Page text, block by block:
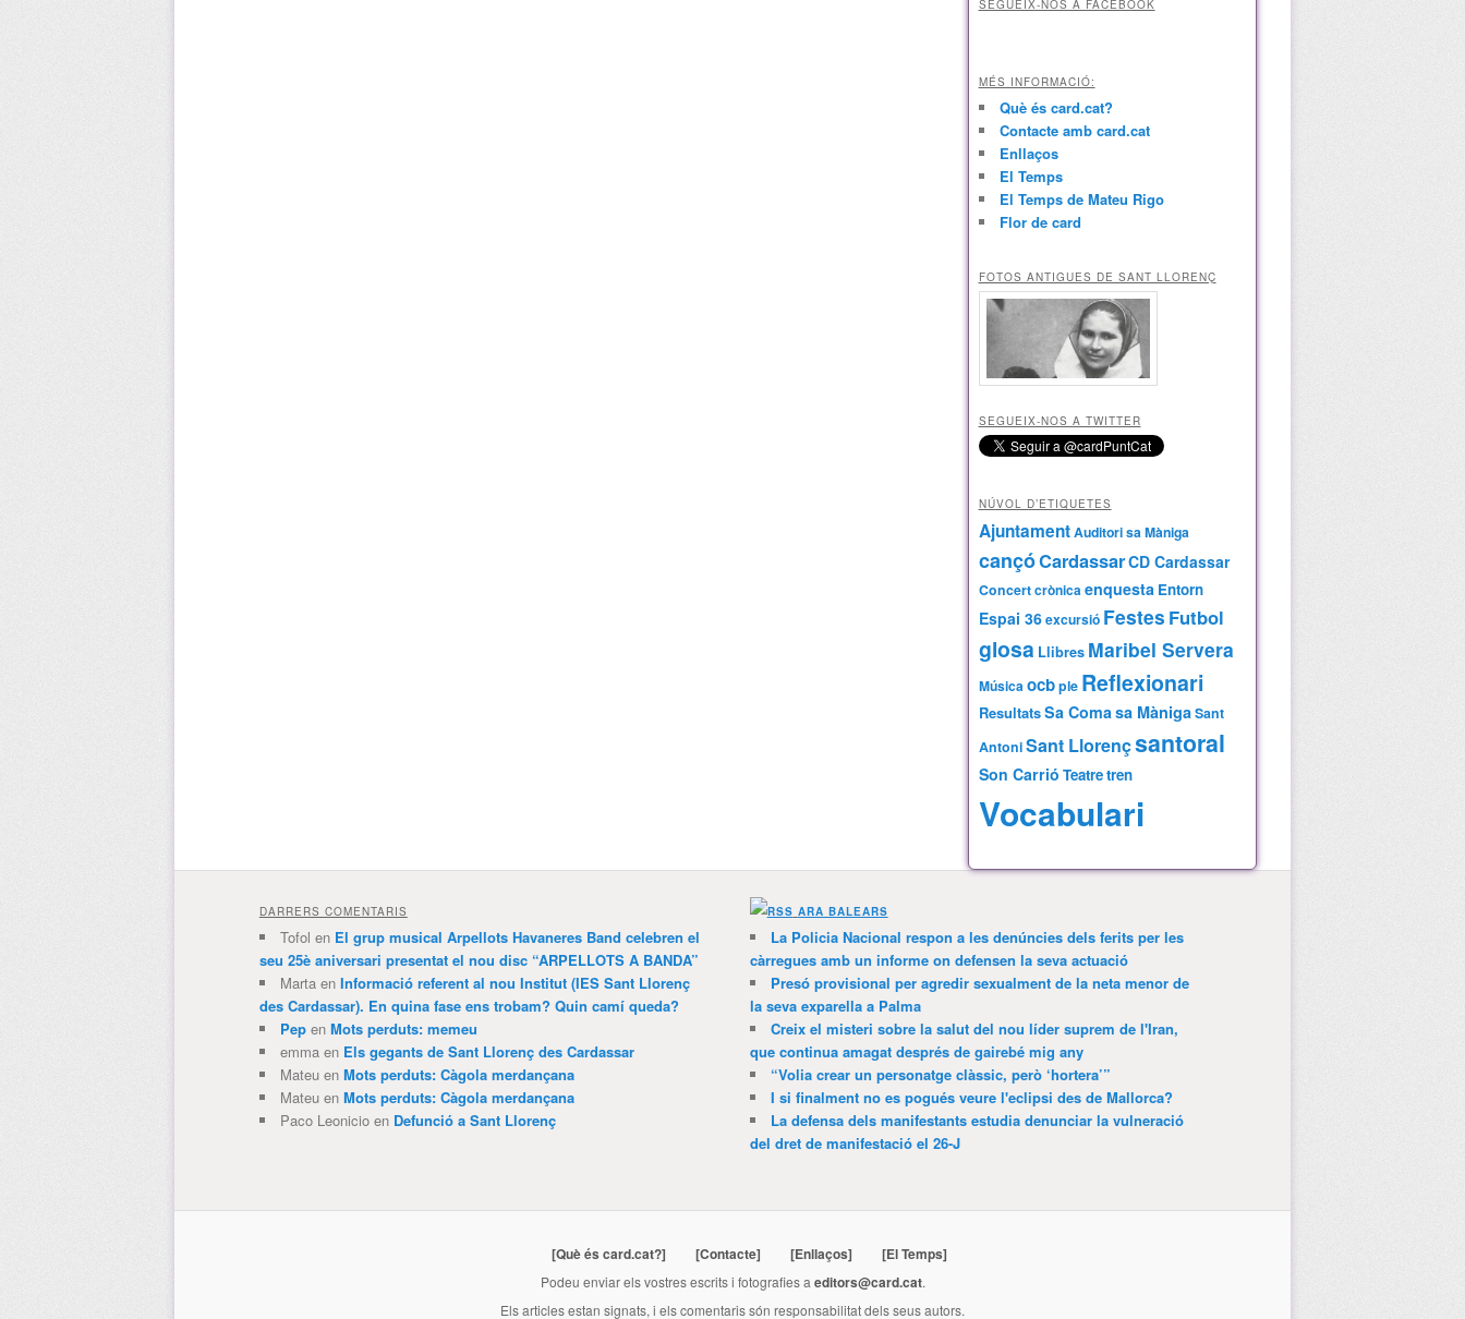
SEGUEIX-NOS A FACEBOOK
MÉS INFORMACIÓ:
Què és card.cat?
Contacte amb card.cat
Enllaços
El Temps
El Temps de Mateu Rigo
Flor de card
FOTOS ANTIGUES DE SANT LLORENÇ
SEGUEIX-NOS A TWITTER
NÚVOL D’ETIQUETES
AjuntamentAuditori sa Màniga
cançóCardassarCD Cardassar
Concertcrònicaenquesta Entorn
Espai 36excursió Festes Futbol
glosa Llibres Maribel Servera
Músicaocbple Reflexionari
ResultatsSa Comasa MànigaSant
AntoniSant Llorençsantoral
Son Carrió Teatretren
Vocabulari
DARRERS COMENTARIS
Tofol en El grup musical Arpellots Havaneres Band celebren el
seu 25è aniversari presentat el nou disc “ARPELLOTS A BANDA”
Martaen Informació referent al nou Institut (IES Sant Llorenç
des Cardassar). En quina fase ens trobam? Quin camí queda?
Pepen Mots perduts: memeu
emmaen Els gegants de Sant Llorenç des Cardassar
Mateuen Mots perduts: Càgola merdançana
Mateuen Mots perduts: Càgola merdançana
Paco Leonicioen Defunció a Sant Llorenç
ARA BALEARS
La Policia Nacional respon a les denúncies dels ferits per les
càrregues amb un informe on defensen la seva actuació
Presó provisional per agredir sexualment de la neta menor de
la seva exparella a Palma
Creix el misteri sobre la salut del nou líder suprem de l'Iran,
que continua amagat després de gairebé mig any
“Volia crear un personatge clàssic, però ‘hortera’”
I si finalment no es pogués veure l'eclipsi des de Mallorca?
La defensa dels manifestants estudia denunciar la vulneració
del dret de manifestació el 26-J
[Què és card.cat?] [Contacte] [Enllaços] [El Temps]
Podeu enviar els vostres escrits i fotografies a editors@card.cat.
Els articles estan signats, i els comentaris són responsabilitat dels seus autors.